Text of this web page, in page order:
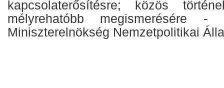
kapcsolaterősítésre; közös
mélyrehatóbb megismerésére -
Miniszterelnökség Nemzetpolitikai